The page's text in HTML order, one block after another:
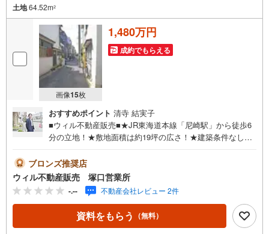
土地64.52m2
画像15枚
1,480万円
成約でもらえる
おすすめポイント 清寺 結実子
■ウィル不動産販売■★JR東海道本線「尼崎駅」から徒歩6
分の立地！★敷地面積は約19坪の広さ！★建築条件なしの
周辺はフラットな地勢！◇『清和小学校』から徒歩2分！◇
『小田中学校』から徒歩2分！◇『サンディ尼崎長洲店』か
ら徒歩6分！◇『尼崎市記念公園（ベイコム）から徒歩12
分！◇『長洲公園』から徒歩12分！■弊社の特徴について
東証上場「ウィル不動産販売」阪神間・北摂・名古屋・東
京に店舗展開しております。当社オリジナルの物件管理シ
ブロンズ推奨店
ウィル不動産販売 塚口営業所
-.-- 不動産会社レビュー 2件
資料をもらう （無料）